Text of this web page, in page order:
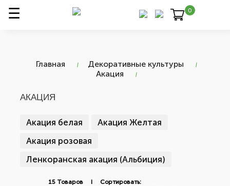
0
Главная
Декоративные культуры
Акация
АКАЦИЯ
Акация белая
Акация Желтая
Акация розовая
Ленкоранская акация (Альбиция)
15 Товаров I Сортировать: